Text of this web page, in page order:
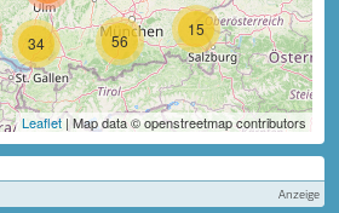
15
34 56
Leaflet | Map data © openstreetmap contributors
Anzeige